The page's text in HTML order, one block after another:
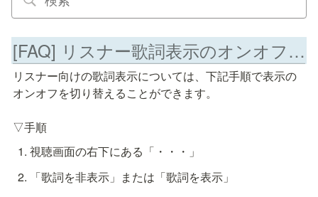
[FAQ] リスナー歌詞表示のオンオフを切り替えたい
リスナー向けの歌詞表示については、下記手順で表示の
オンオフを切り替えることができます。
▽手順
視聴画面の右下にある「・・・」
「歌詞を非表示」または「歌詞を表示」